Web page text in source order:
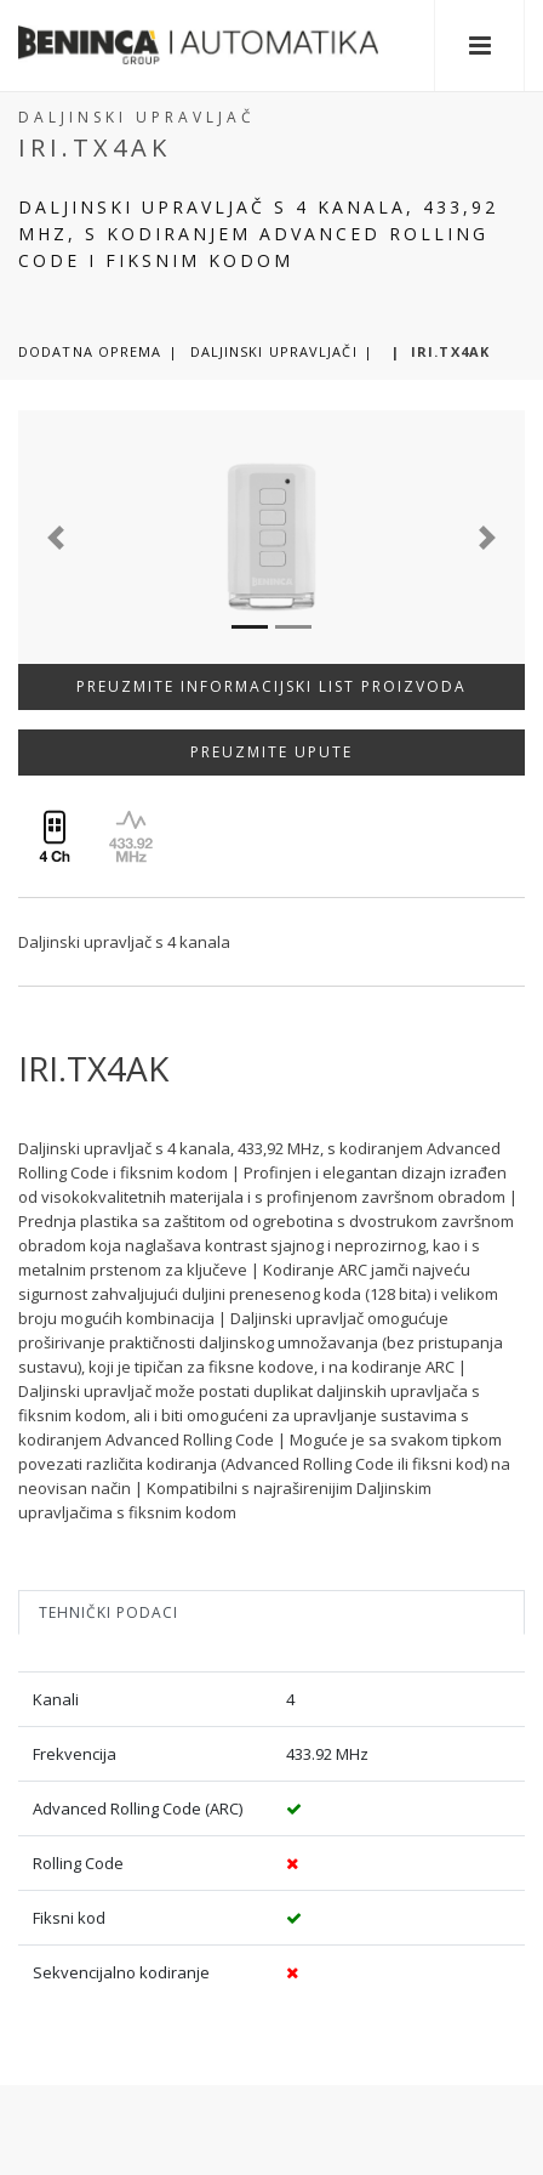
DALJINSKI UPRAVLJAČ
IRI.TX4AK
DALJINSKI UPRAVLJAČ S 4 KANALA, 433,92
MHZ, S KODIRANJEM ADVANCED ROLLING
CODE I FIKSNIM KODOM
DODATNA OPREMA DALJINSKI UPRAVLJAČI | IRI.TX4AK
Previous Next
PREUZMITE INFORMACIJSKI LIST PROIZVODA
PREUZMITE UPUTE
Daljinski upravljač s 4 kanala
IRI.TX4AK
Daljinski upravljač s 4 kanala, 433,92 MHz, s kodiranjem Advanced
Rolling Code i fiksnim kodom | Profinjen i elegantan dizajn izrađen
od visokokvalitetnih materijala i s profinjenom završnom obradom |
Prednja plastika sa zaštitom od ogrebotina s dvostrukom završnom
obradom koja naglašava kontrast sjajnog i neprozirnog, kao i s
metalnim prstenom za ključeve | Kodiranje ARC jamči najveću
sigurnost zahvaljujući duljini prenesenog koda (128 bita) i velikom
broju mogućih kombinacija | Daljinski upravljač omogućuje
proširivanje praktičnosti daljinskog umnožavanja (bez pristupanja
sustavu), koji je tipičan za fiksne kodove, i na kodiranje ARC |
Daljinski upravljač može postati duplikat daljinskih upravljača s
fiksnim kodom, ali i biti omogućeni za upravljanje sustavima s
kodiranjem Advanced Rolling Code | Moguće je sa svakom tipkom
povezati različita kodiranja (Advanced Rolling Code ili fiksni kod) na
neovisan način | Kompatibilni s najraširenijim Daljinskim
upravljačima s fiksnim kodom
TEHNIČKI PODACI
Kanali 4
Frekvencija 433.92 MHz
Advanced Rolling Code (ARC)
Rolling Code
Fiksni kod
Sekvencijalno kodiranje